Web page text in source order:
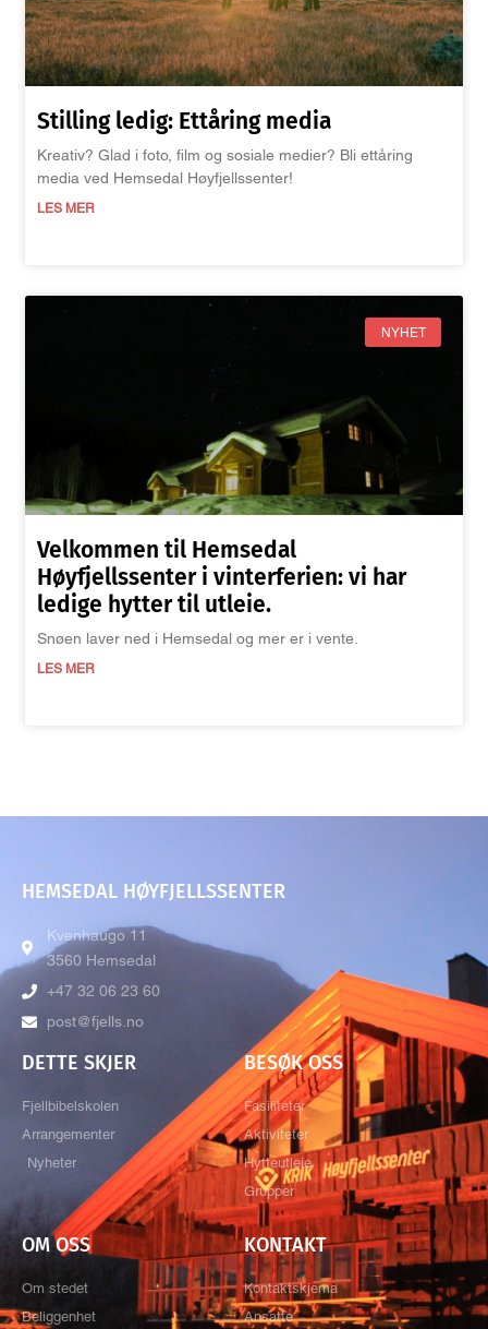
Stilling ledig: Ettåring media
Kreativ? Glad i foto, film og sosiale medier? Bli ettåring
media ved Hemsedal Høyfjellssenter!
LES MER
NYHET
Velkommen til Hemsedal
Høyfjellssenter i vinterferien: vi har
ledige hytter til utleie.
Snøen laver ned i Hemsedal og mer er i vente.
LES MER
HEMSEDAL HØYFJELLSSENTER
Kvenhaugo 11
3560 Hemsedal
+47 32 06 23 60
post@fjells.no
DETTE SKJER
Fjellbibelskolen
Arrangementer
Nyheter
BESØK OSS
Fasiliteter
Aktiviteter
Hytteutleie
Grupper
OM OSS
Om stedet
Beliggenhet
KONTAKT
Kontaktskjema
Ansatte